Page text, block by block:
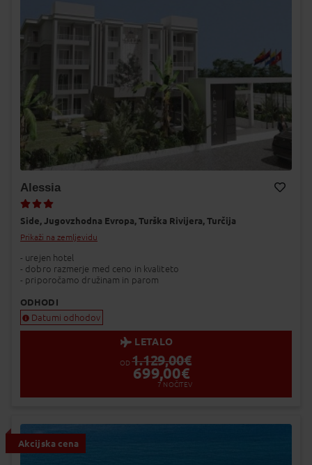
Alessia
Side, Jugovzhodna Evropa, Turška Rivijera, Turčija
Prikaži na zemljevidu
- urejen hotel
- dobro razmerje med ceno in kvaliteto
- priporočamo družinam in parom
ODHODI
Datumi odhodov
LETALO
OD1.129,00€
699,00€
7 NOČITEV
Akcijska cena